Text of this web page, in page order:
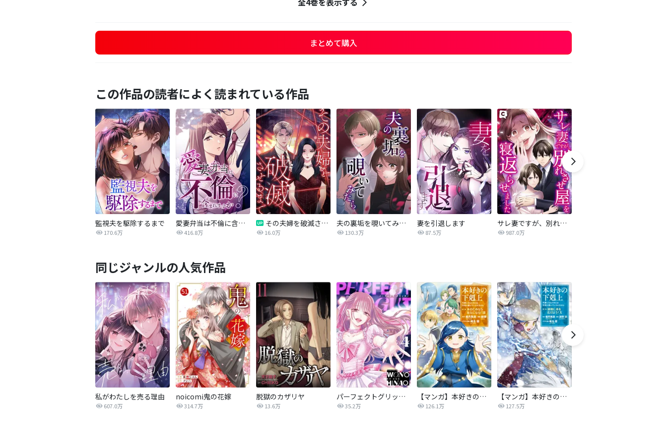
まとめて購入
この作品の読者によく読まれている作品
監視夫を駆除するまで
170.6万
愛妻弁当は不倫に含まれますか？
416.8万
その夫婦を破滅させるまで
16.0万
夫の裏垢を覗いてみたら
130.3万
妻を引退します
87.5万
サレ妻ですが、別れさせ屋を寝返らせました
987.0万
同じジャンルの人気作品
私がわたしを売る理由
607.0万
noicomi鬼の花嫁
314.7万
脱獄のカザリヤ
13.6万
パーフェクトグリッター
35.2万
【マンガ】本好きの下剋上 第二部
126.1万
【マンガ】本好きの下剋上 第三部
127.5万